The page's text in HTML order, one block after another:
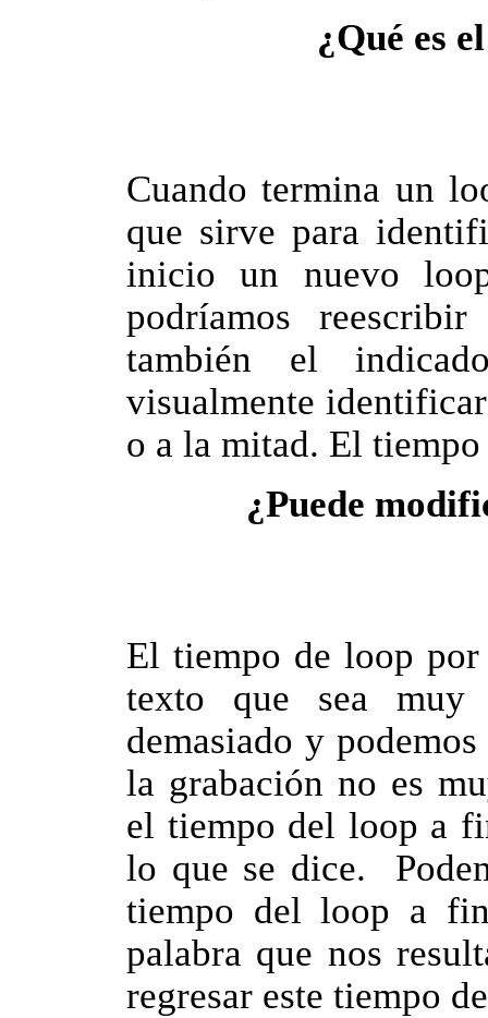
¿Qué es
Cuando termina un
que sirve para
inicio un nuevo
podríamos
también el
visualmente
o a la mitad. El
¿Puede
El tiempo de loop por
texto que sea muy
demasiado y
la grabación no es
el tiempo del loop a
lo que se dice.
tiempo del loop a
palabra que nos
regresar este tiempo